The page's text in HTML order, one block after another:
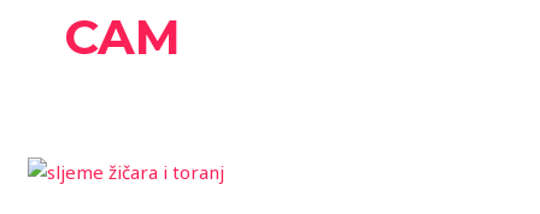
CAM
Sljeme